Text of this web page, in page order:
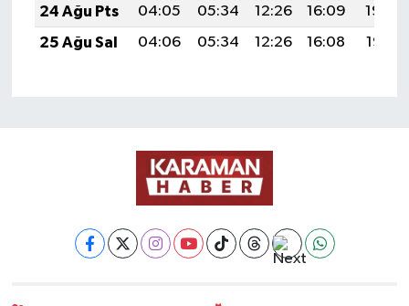
24 Ağu Pts
04:05 05:34 12:26 16:09
19:08
25 Ağu Sal
04:06 05:34 12:26 16:08 19:07